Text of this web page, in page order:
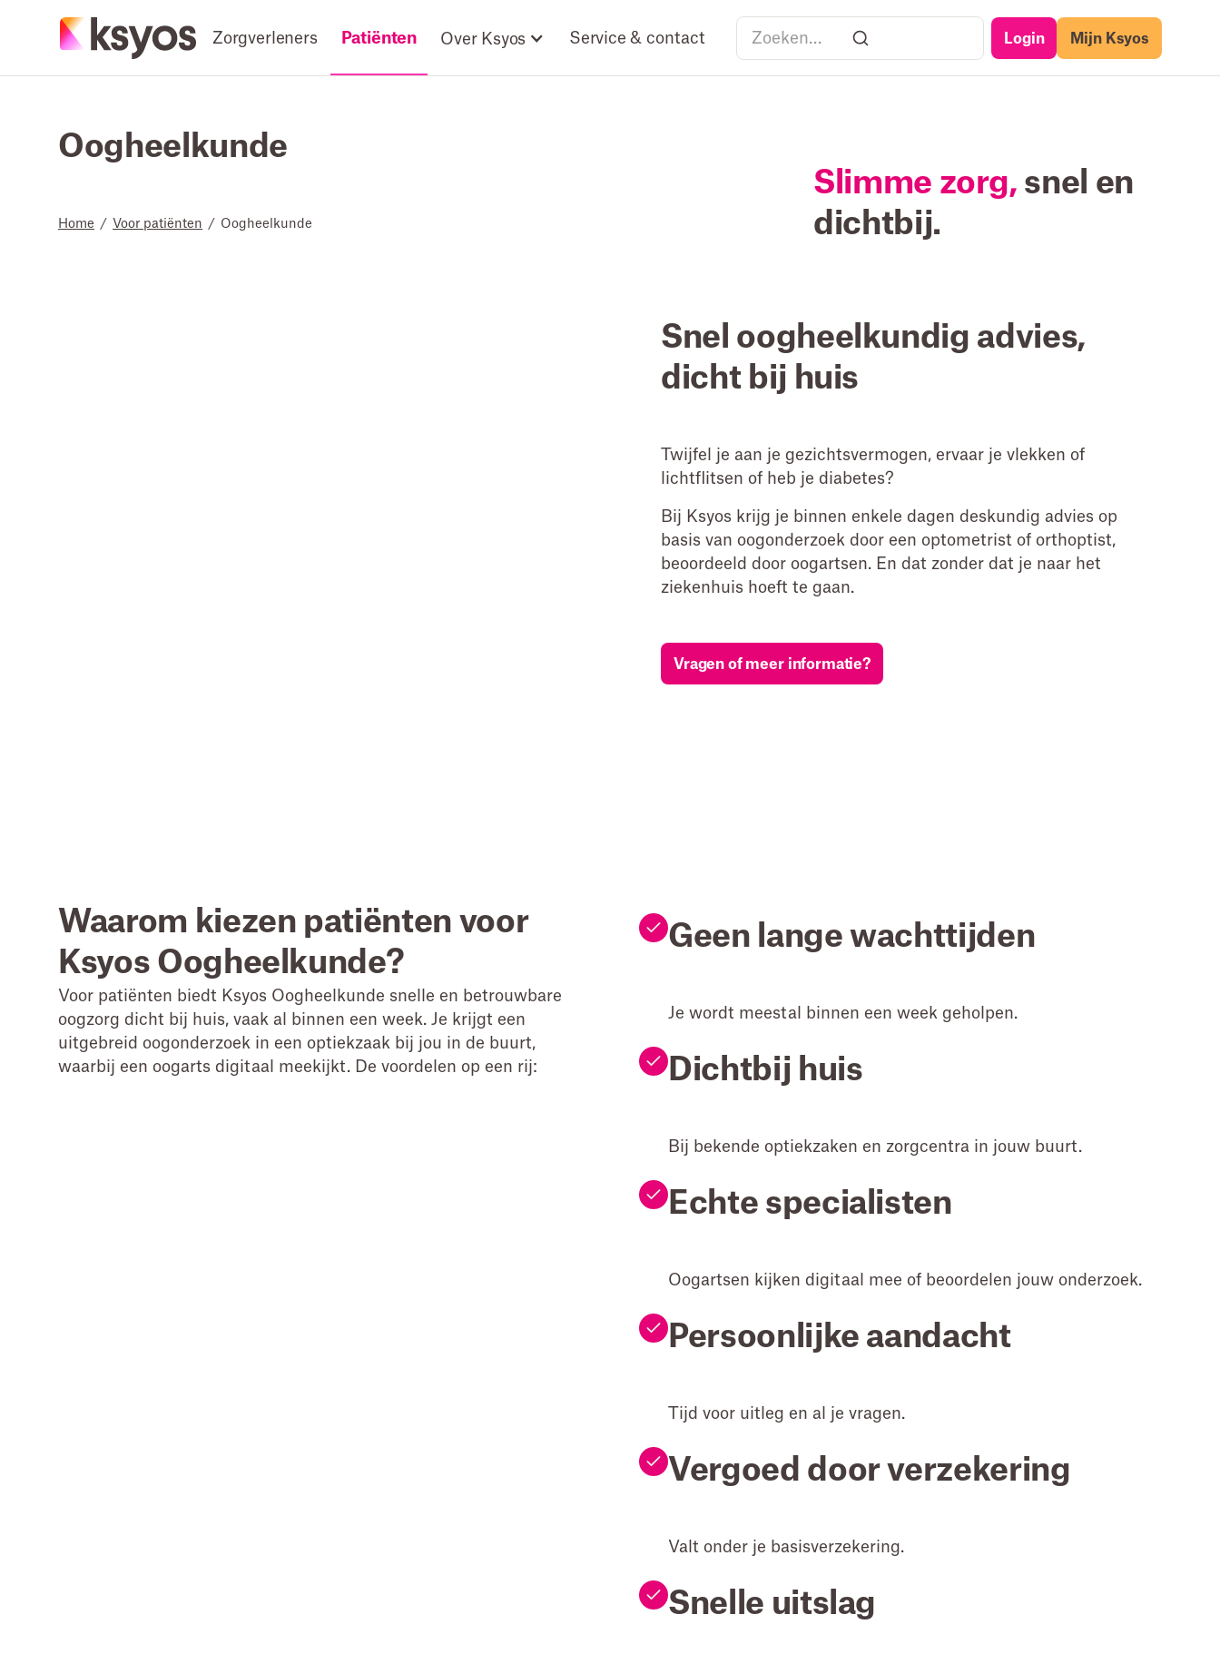
Zorgverleners Patiënten Over Ksyos Service & contact Mijn Ksyos
Login
Oogheelkunde
Home / Voor patiënten / Oogheelkunde
Slimme zorg, snel en
dichtbij.
Snel oogheelkundig advies,
dicht bij huis
Twijfel je aan je gezichtsvermogen, ervaar je vlekken of
lichtflitsen of heb je diabetes?
Bij Ksyos krijg je binnen enkele dagen deskundig advies op
basis van oogonderzoek door een optometrist of orthoptist,
beoordeeld door oogartsen. En dat zonder dat je naar het
ziekenhuis hoeft te gaan.
Vragen of meer informatie?
Waarom kiezen patiënten voor
Ksyos Oogheelkunde?
Voor patiënten biedt Ksyos Oogheelkunde snelle en betrouwbare
oogzorg dicht bij huis, vaak al binnen een week. Je krijgt een
uitgebreid oogonderzoek in een optiekzaak bij jou in de buurt,
waarbij een oogarts digitaal meekijkt. De voordelen op een rij:
Geen lange wachttijden
Je wordt meestal binnen een week geholpen.
Dichtbij huis
Bij bekende optiekzaken en zorgcentra in jouw buurt.
Echte specialisten
Oogartsen kijken digitaal mee of beoordelen jouw onderzoek.
Persoonlijke aandacht
Tijd voor uitleg en al je vragen.
Vergoed door verzekering
Valt onder je basisverzekering.
Snelle uitslag